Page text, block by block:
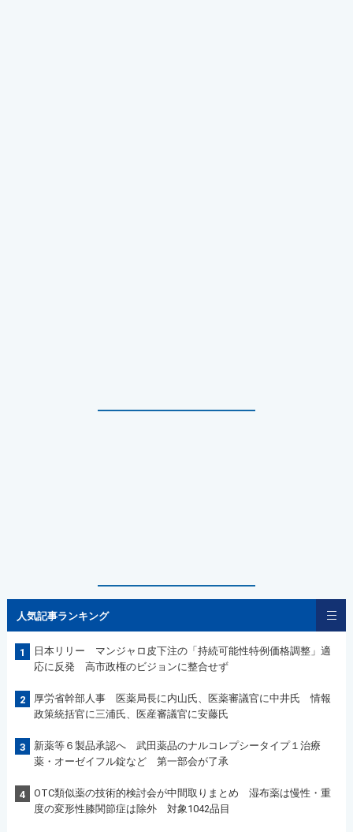
人気記事ランキング
1
日本リリー マンジャロ皮下注の「持続可能性特例価格調整」適
応に反発 高市政権のビジョンに整合せず
2
厚労省幹部人事 医薬局長に内山氏、医薬審議官に中井氏 情報
政策統括官に三浦氏、医産審議官に安藤氏
3
新薬等６製品承認へ 武田薬品のナルコレプシータイプ１治療
薬・オーゼイフル錠など 第一部会が了承
4
OTC類似薬の技術的検討会が中間取りまとめ 湿布薬は慢性・重
度の変形性膝関節症は除外 対象1042品目